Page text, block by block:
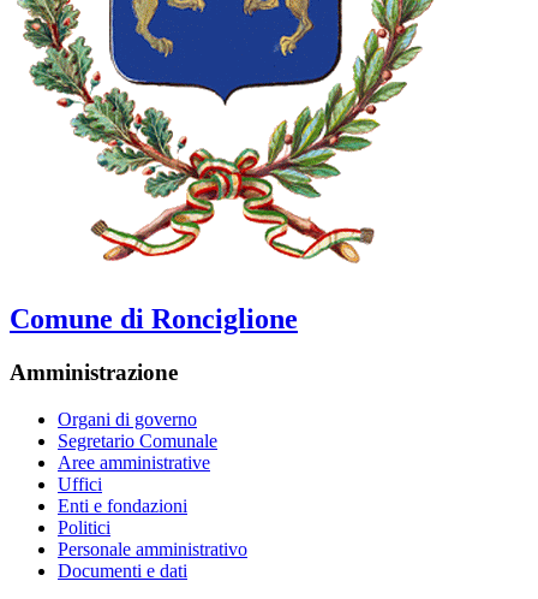
Comune di Ronciglione
Amministrazione
Organi di governo
Segretario Comunale
Aree amministrative
Uffici
Enti e fondazioni
Politici
Personale amministrativo
Documenti e dati